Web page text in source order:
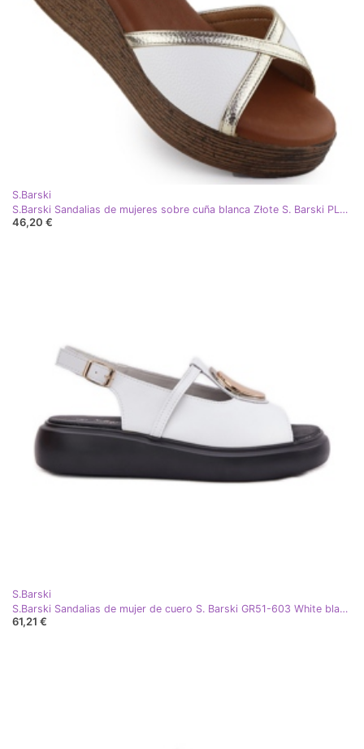
S.Barski
S.Barski Sandalias de mujeres sobre cuña blanca Złote S. Barski PL51-324 blanco
46,20 €
S.Barski
S.Barski Sandalias de mujer de cuero S. Barski GR51-603 White blanco
61,21 €